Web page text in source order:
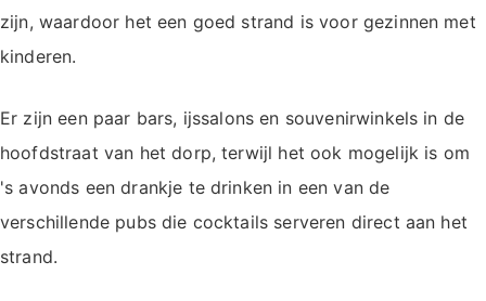
zijn, waardoor het een goed strand is voor gezinnen met
kinderen.
Er zijn een paar bars, ijssalons en souvenirwinkels in de
hoofdstraat van het dorp, terwijl het ook mogelijk is om
's avonds een drankje te drinken in een van de
verschillende pubs die cocktails serveren direct aan het
strand.